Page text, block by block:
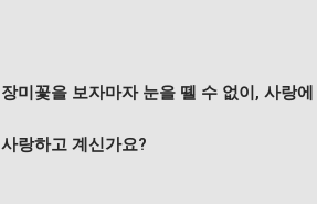
장미꽃을 보자마자 눈을 뗄 수 없이, 사랑
사랑하고 계신가요?